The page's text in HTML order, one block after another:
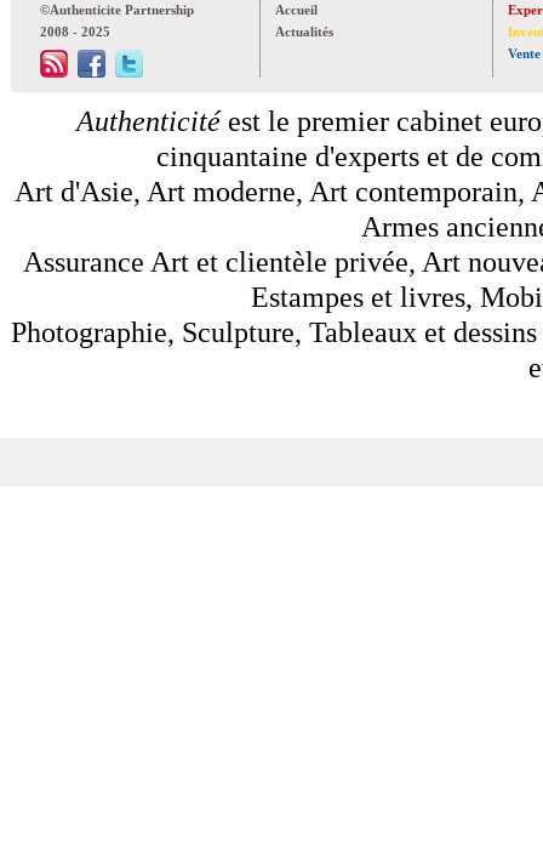
©Authenticite Partnership
2008 - 2025
Accueil
Actualités
Vente
Authenticitéest le premier cabinet
cinquantaine d'experts et de
Art d'Asie, Art moderne, Art contemporain,
Armes
Assurance Art et clientèle privée, Art
Estampes et livres,
Photographie, Sculpture, Tableaux et